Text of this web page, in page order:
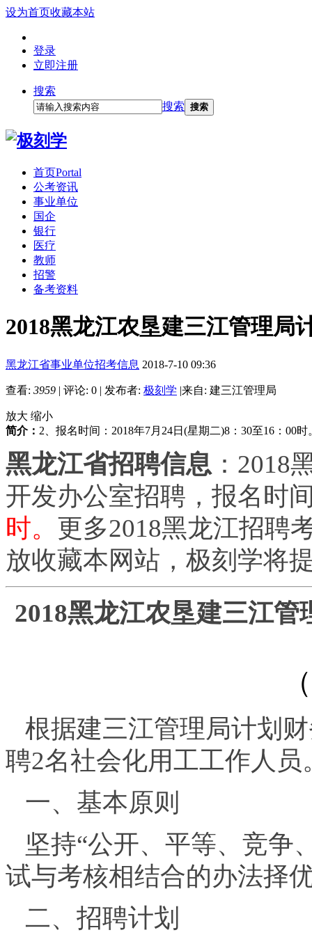
设为首页收藏本站
登录
立即注册
搜索
搜索 搜索
首页Portal
公考资讯
事业单位
国企
银行
医疗
教师
招警
备考资料
2018黑龙江农垦建三江管理局
黑龙江省事业单位招考信息 2018-7-10 09:36
查看: 3959 | 评论: 0 | 发布者: 极刻学 |来自: 建三江管理局
放大 缩小
简介： 2、报名时间：2018年7月24日(星期二)8：30至16：00
黑龙江省招聘信息 ：2018
开发办公室招聘，报名时
时。 更多2018黑龙江招聘
放收藏本网站，极刻学将
2018黑龙江农垦建三江
根据建三江管理局计划
聘2名社会化用工工作人
一、基本原则
坚持“公开、平等、竞争
试与考核相结合的办法择
二、招聘计划